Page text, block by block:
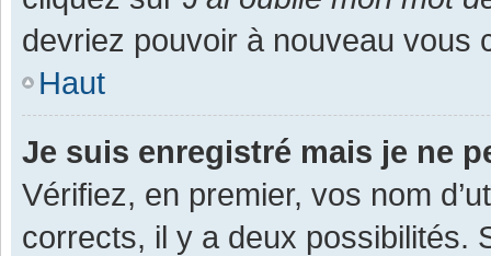
devriez pouvoir à nouveau vous
Haut
Je suis enregistré mais je ne
Vérifiez, en premier, vos nom
corrects, il y a deux possibilités.